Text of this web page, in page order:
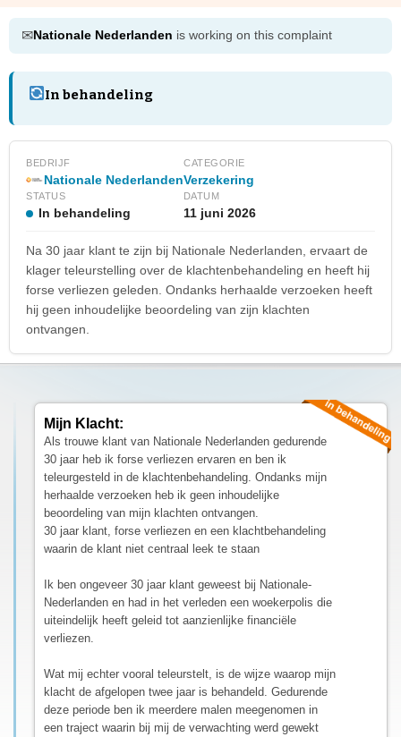
✉Nationale Nederlanden is working on this complaint
In behandeling
BEDRIJF
Nationale Nederlanden
CATEGORIE
Verzekering
STATUS
In behandeling
DATUM
11 juni 2026
Na 30 jaar klant te zijn bij Nationale Nederlanden, ervaart de
klager teleurstelling over de klachtenbehandeling en heeft hij
forse verliezen geleden. Ondanks herhaalde verzoeken heeft
hij geen inhoudelijke beoordeling van zijn klachten
ontvangen.
Mijn Klacht:
Als trouwe klant van Nationale Nederlanden gedurende
30 jaar heb ik forse verliezen ervaren en ben ik
teleurgesteld in de klachtenbehandeling. Ondanks mijn
herhaalde verzoeken heb ik geen inhoudelijke
beoordeling van mijn klachten ontvangen.
30 jaar klant, forse verliezen en een klachtbehandeling
waarin de klant niet centraal leek te staan
Ik ben ongeveer 30 jaar klant geweest bij Nationale-
Nederlanden en had in het verleden een woekerpolis die
uiteindelijk heeft geleid tot aanzienlijke financiële
verliezen.
Wat mij echter vooral teleurstelt, is de wijze waarop mijn
klacht de afgelopen twee jaar is behandeld. Gedurende
deze periode ben ik meerdere malen meegenomen in
een traject waarin bij mij de verwachting werd gewekt